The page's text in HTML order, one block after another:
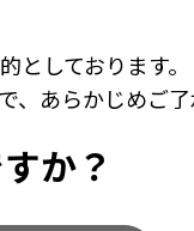
としております。
あらかじめご了
か？